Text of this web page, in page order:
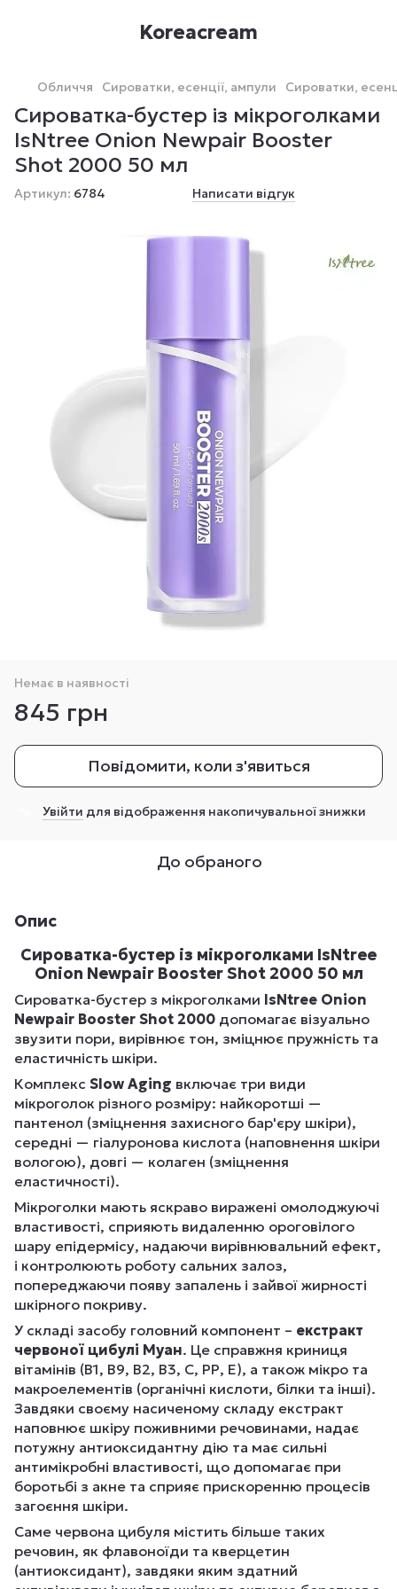
Koreacream
Обличчя Сироватки, есенції, ампули Сироватки,
Сироватка-бустер із мікроголками
IsNtree Onion Newpair Booster
Shot 2000 50 мл
Артикул: 6784 Написати відгук
Немає в наявності
845 грн
Повідомити, коли з'явиться
Увійти для відображення накопичувальної знижки
До обраного
Опис
Сироватка-бустер із мікроголками IsNtree
Onion Newpair Booster Shot 2000 50 мл
Сироватка-бустер з мікроголками IsNtree Onion
Newpair Booster Shot 2000 допомагає візуально
звузити пори, вирівнює тон, зміцнює пружність та
еластичність шкіри.
Комплекс Slow Aging включає три види
мікроголок різного розміру: найкоротші —
пантенол (зміцнення захисного бар'єру шкіри),
середні — гіалуронова кислота (наповнення шкіри
вологою), довгі — колаген (зміцнення
еластичності).
Мікроголки мають яскраво виражені омолоджуючі
властивості, сприяють видаленню ороговілого
шару епідермісу, надаючи вирівнювальний ефект,
і контролюють роботу сальних залоз,
попереджаючи появу запалень і зайвої жирності
шкірного покриву.
У складі засобу головний компонент – екстракт
червоної цибулі Муан. Це справжня криниця
вітамінів (В1, В9, В2, В3, С, РР, Е), а також мікро та
макроелементів (органічні кислоти, білки та інші).
Завдяки своєму насиченому складу екстракт
наповнює шкіру поживними речовинами, надає
потужну антиоксидантну дію та має сильні
антимікробні властивості, що допомагає при
боротьбі з акне та сприяє прискоренню процесів
загоєння шкіри.
Саме червона цибуля містить більше таких
речовин, як флавоноїди та кверцетин
(антиоксидант), завдяки яким здатний